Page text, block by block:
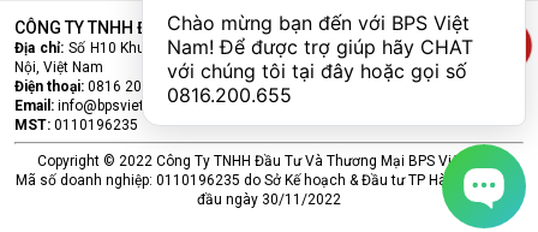
Đáp ứng tốt nhu cầu làm mát, dễ dàng tháo lắp và di chuyển
chỉ là số ít những ưu điểm màđiều hòadi động đang sở hữu.
Cùng BPS Việt Nam tìm hiểu chi tiết về ưu điểm của dòng sản
phẩm này ngay nhé.
CÔNG TY TNHH ĐẦU TƯ VÀ THƯƠNG MẠI BPS VIỆT NAM
Địa chỉ: Số H10 Khu đấu giá Ngô Thì Nhậm, Phường Hà Đông, Thành phố Hà
Nội, Việt Nam
Điện thoại: 0816 200 655
Email: info@bpsvietnam.vn
MST: 0110196235
Copyright © 2022 Công Ty TNHH Đầu Tư Và Thương Mại BPS Việt Nam.
Mã số doanh nghiệp: 0110196235 do Sở Kế hoạch & Đầu tư TP Hà Nội cấp lần
đầu ngày 30/11/2022
Chào mừng bạn đến với BPS Việt
Nam! Để được trợ giúp hãy CHAT
0816.200.655